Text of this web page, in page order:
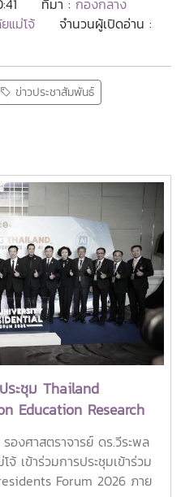
ที่มา : กองกลาง
แม่โจ้
จำนวนผู้เปิดอ่าน :
ข่าวประชาสัมพันธ์
ระชุม Thailand
Education Research
งศาสตราจารย์ ดร.วีระพล
เข้าร่วมการประชุมเข้าร่วม
Forum 2026 ภาย